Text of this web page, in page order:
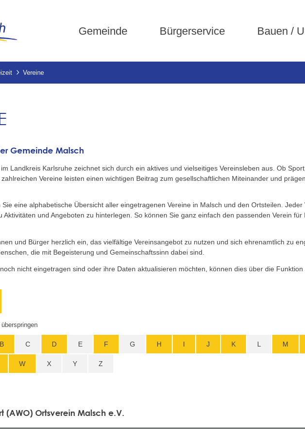
Gemeinde Bürgerservice Bauen /
Vereine
Gemeinde Malsch
Landkreis Karlsruhe zeichnet sich durch ein aktives und vielseitiges Vereinsleben aus. Ob
Vereine leisten einen wichtigen Beitrag zum gesellschaftlichen Miteinander und
eine alphabetische Übersicht aller eingetragenen Vereine in Malsch und den Ortsteilen.
Aktivitäten und Angeboten zu hinterlegen. So können Sie ganz einfach den passenden Verein
und Bürger herzlich ein, das vielfältige Vereinsangebot zu nutzen und sich ehrenamtlich zu
die mit Begeisterung und Gemeinschaftssinn dabei sind.
nicht eingetragen sind oder ihre Daten aktualisieren möchten, können dies über die Funktion
B C D E F G H I J K L M
W X Y Z
(AWO) Ortsverein Malsch e.V.